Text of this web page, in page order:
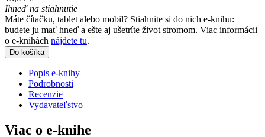
Ihneď na stiahnutie
Máte čítačku, tablet alebo mobil? Stiahnite si do nich e-knihu:
budete ju mať hneď a ešte aj ušetríte život stromom. Viac informácii
o e-knihách nájdete tu.
Do košíka
Popis e-knihy
Podrobnosti
Recenzie
Vydavateľstvo
Viac o e-knihe